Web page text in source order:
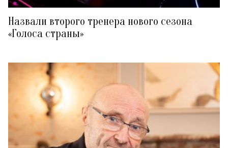
Назвали второго тренера нового сезона
«Голоса страны»